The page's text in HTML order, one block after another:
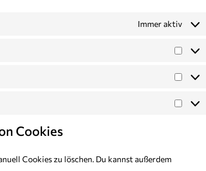
Immer aktiv
Cookies
Cookies zu löschen. Du kannst außerdem